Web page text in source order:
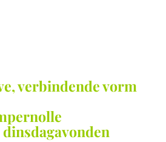
verbindende vorm